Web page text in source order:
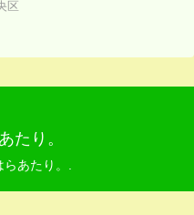
区
たり。
あたり。.